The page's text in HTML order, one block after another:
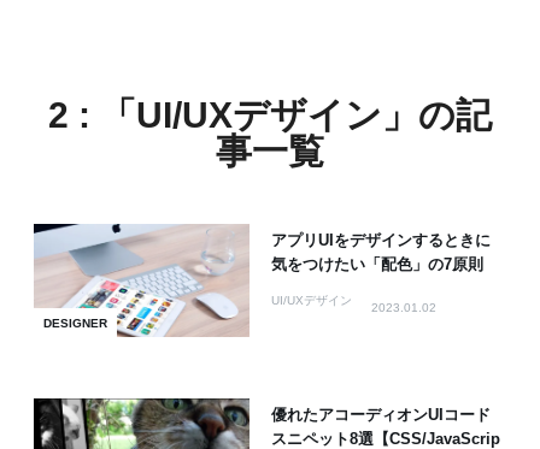
2 : 「UI/UXデザイン」の記
事一覧
DESIGNER
アプリUIをデザインするときに
気をつけたい「配色」の7原則
UI/UXデザイン
2023.01.02
優れたアコーディオンUIコード
スニペット8選【CSS/JavaScrip